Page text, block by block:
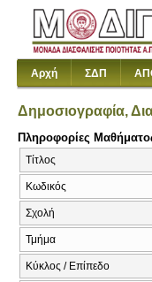
Αρχή ΣΔΠ
Δημοσιογραφία,
Πληροφορίες
Τίτλος
Κωδικός
Σχολή
Τμήμα
Κύκλος / Επίπεδο